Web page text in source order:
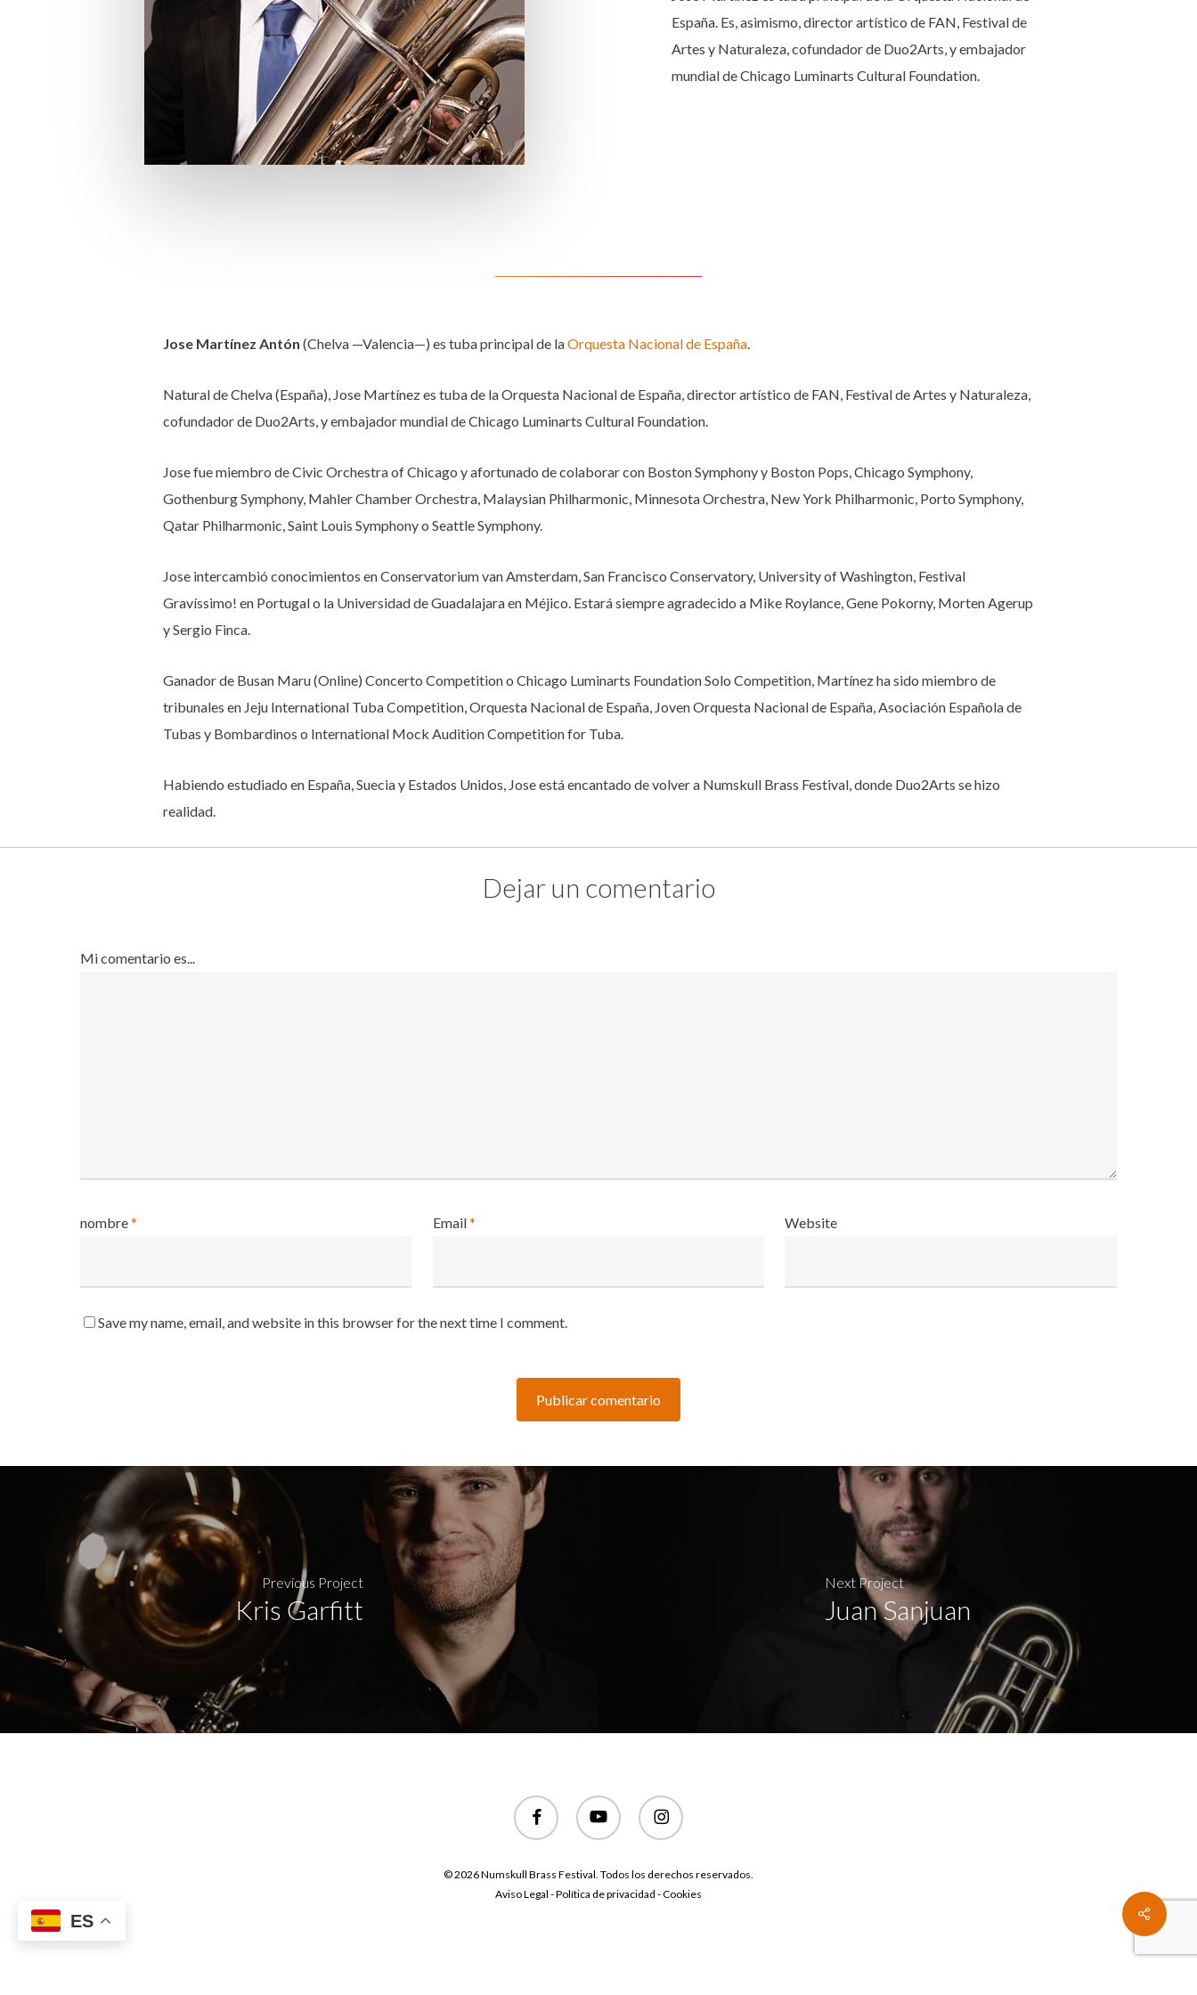
España. Es, asimismo, director artístico de FAN, Festival de
Artes y Naturaleza, cofundador de Duo2Arts, y embajador
mundial de Chicago Luminarts Cultural Foundation.
Jose Martínez Antón (Chelva —Valencia—) es tuba principal de laOrquesta Nacional de España
Natural de Chelva (España), Jose Martínez es tuba de la Orquesta Nacional de España, director artístico de FAN, Festival de Artes y Naturaleza,
cofundador de Duo2Arts, y embajador mundial de Chicago Luminarts Cultural Foundation.
Jose fue miembro de Civic Orchestra of Chicago y afortunado de colaborar con Boston Symphony y Boston Pops, Chicago Symphony,
Gothenburg Symphony, Mahler Chamber Orchestra, Malaysian Philharmonic, Minnesota Orchestra, New York Philharmonic, Porto Symphony,
Qatar Philharmonic, Saint Louis Symphony o Seattle Symphony.
Jose intercambió conocimientos en Conservatorium van Amsterdam, San Francisco Conservatory, University of Washington, Festival
Gravíssimo! en Portugal o la Universidad de Guadalajara en Méjico. Estará siempre agradecido a Mike Roylance, Gene Pokorny, Morten Agerup
y Sergio Finca.
Ganador de Busan Maru (Online) Concerto Competition o Chicago Luminarts Foundation Solo Competition, Martínez ha sido miembro de
tribunales en Jeju International Tuba Competition, Orquesta Nacional de España, Joven Orquesta Nacional de España, Asociación Española de
Tubas y Bombardinos o International Mock Audition Competition for Tuba.
Habiendo estudiado en España, Suecia y Estados Unidos, Jose está encantado de volver a Numskull Brass Festival, donde Duo2Arts se hizo
realidad.
Dejar un comentario
Mi comentario es...
nombre* Email* Website
Save my name, email, and website in this browser for the next time I comment.
Previous Project
Kris Garfitt
Next Project
Juan Sanjuan
facebook youtube instagram
© 2026 Numskull Brass Festival. Todos los derechos reservados.
Aviso Legal - Política de privacidad - Cookies
ES